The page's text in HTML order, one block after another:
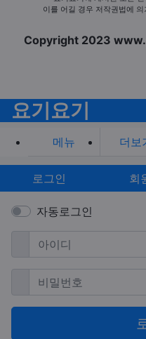
이를 어길 경우 저작권법에
Copyright 2023
요기요기
메뉴 더보
로그인 회
자동로그인
아이디 필수
비밀번호필수